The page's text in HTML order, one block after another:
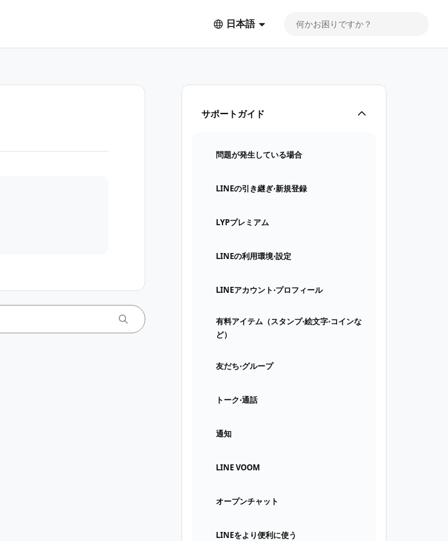
日本語
サポートガイド
問題が発生している場合
LINEの引き継ぎ⋅新規登録
LYPプレミアム
LINEの利用環境⋅設定
LINEアカウント⋅プロフィール
有料アイテム（スタンプ⋅絵文字⋅コインな
ど）
友だち⋅グループ
トーク⋅通話
通知
LINE VOOM
オープンチャット
LINEをより便利に使う